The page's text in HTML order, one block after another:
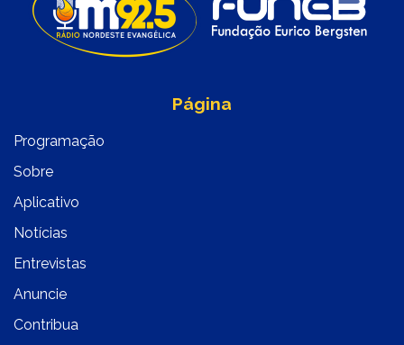
Página
Programação
Sobre
Aplicativo
Notícias
Entrevistas
Anuncie
Contribua